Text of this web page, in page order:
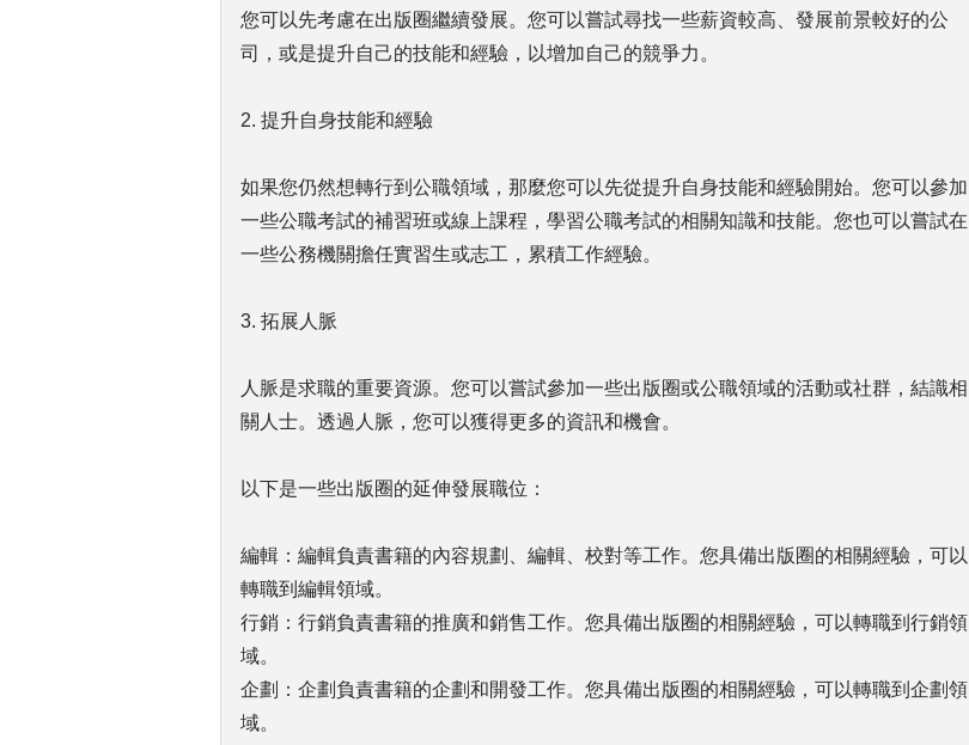
您可以先考慮在出版圈繼續發展。您可以嘗試尋找一些薪資較高、發展前景較好的公
司，或是提升自己的技能和經驗，以增加自己的競爭力。
2. 提升自身技能和經驗
如果您仍然想轉行到公職領域，那麼您可以先從提升自身技能和經驗開始。您可以參加
一些公職考試的補習班或線上課程，學習公職考試的相關知識和技能。您也可以嘗試在
一些公務機關擔任實習生或志工，累積工作經驗。
3. 拓展人脈
人脈是求職的重要資源。您可以嘗試參加一些出版圈或公職領域的活動或社群，結識相
關人士。透過人脈，您可以獲得更多的資訊和機會。
以下是一些出版圈的延伸發展職位：
編輯：編輯負責書籍的內容規劃、編輯、校對等工作。您具備出版圈的相關經驗，可以
轉職到編輯領域。
行銷：行銷負責書籍的推廣和銷售工作。您具備出版圈的相關經驗，可以轉職到行銷領
域。
企劃：企劃負責書籍的企劃和開發工作。您具備出版圈的相關經驗，可以轉職到企劃領
域。